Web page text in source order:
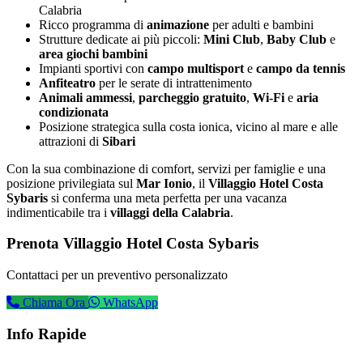
Calabria
Ricco programma di animazione per adulti e bambini
Strutture dedicate ai più piccoli: Mini Club, Baby Club e
area giochi bambini
Impianti sportivi con campo multisport e campo da tennis
Anfiteatro per le serate di intrattenimento
Animali ammessi, parcheggio gratuito, Wi-Fi e aria
condizionata
Posizione strategica sulla costa ionica, vicino al mare e alle
attrazioni di Sibari
Con la sua combinazione di comfort, servizi per famiglie e una
posizione privilegiata sul Mar Ionio, il Villaggio Hotel Costa
Sybaris si conferma una meta perfetta per una vacanza
indimenticabile tra i villaggi della Calabria.
Prenota Villaggio Hotel Costa Sybaris
Contattaci per un preventivo personalizzato
Chiama Ora
WhatsApp
Info Rapide